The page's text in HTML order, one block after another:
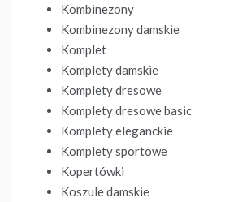
Kombinezony
Kombinezony damskie
Komplet
Komplety damskie
Komplety dresowe
Komplety dresowe basic
Komplety eleganckie
Komplety sportowe
Kopertówki
Koszule damskie